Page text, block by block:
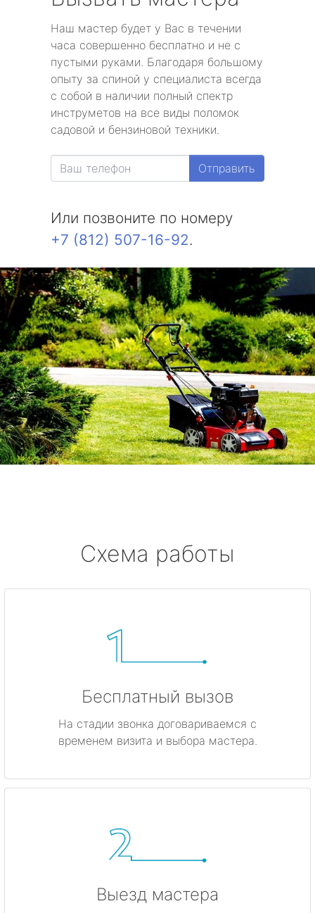
Наш мастер будет у Вас в течении
часа совершенно бесплатно и не с
пустыми руками. Благодаря большому
опыту за спиной у специалиста всегда
с собой в наличии полный спектр
инструметов на все виды поломок
садовой и бензиновой техники.
Отправить
Или позвоните по номеру
+7 (812) 507-16-92.
Схема работы
Бесплатный вызов
На стадии звонка договариваемся с
временем визита и выбора мастера.
Выезд мастера